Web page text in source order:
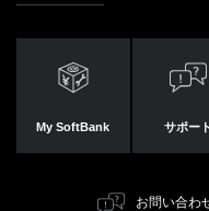
My SoftBank サポート
お問い合わ